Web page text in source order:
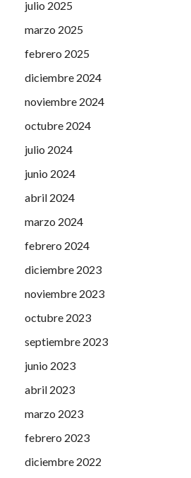
julio 2025
marzo 2025
febrero 2025
diciembre 2024
noviembre 2024
octubre 2024
julio 2024
junio 2024
abril 2024
marzo 2024
febrero 2024
diciembre 2023
noviembre 2023
octubre 2023
septiembre 2023
junio 2023
abril 2023
marzo 2023
febrero 2023
diciembre 2022